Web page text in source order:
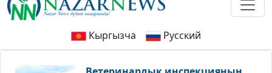
Кыргызча Русский